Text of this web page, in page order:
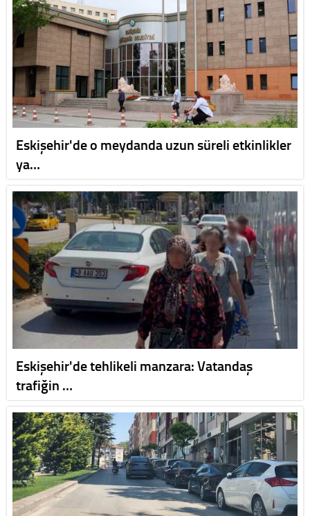
Eskişehir'de o meydanda uzun süreli etkinlikler
ya…
Eskişehir'de tehlikeli manzara: Vatandaş
trafiğin …